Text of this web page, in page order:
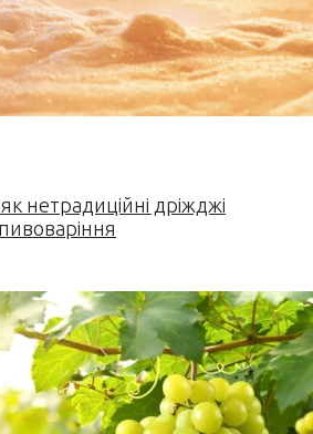
нетрадиційні дріжджі